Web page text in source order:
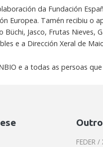
da Fundación
Europea. Tamén recibiu o
Jasco, Frutas Nieves,
e a Dirección Xeral de
e a todas as persoas
FEDER